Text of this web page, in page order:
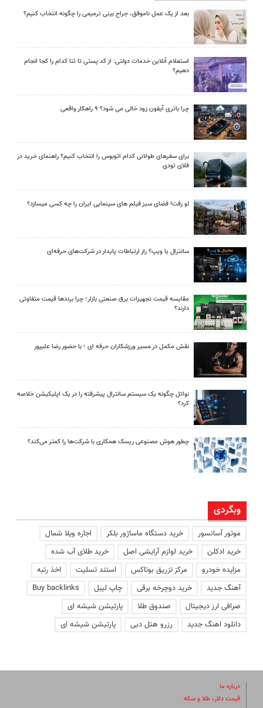
بعد از یک عمل ناموفق، جراح بینی ترمیمی را چگونه انتخاب کنیم؟
استعلام آنلاین خدمات دولتی: از کد پستی تا ثنا کدام را کجا انجام
دهیم؟
چرا باتری آیفون زود خالی می شود؟ ۹ راهکار واقعی
برای سفرهای طولانی کدام اتوبوس را انتخاب کنیم؟ راهنمای خرید در
فلای تودی
لو رفت! فضای سبز فیلم های سینمایی ایران را چه کسی میسازد؟
سانترال یا ویپ؟ راز ارتباطات پایدار در شرکت‌های حرفه‌ای
مقایسه قیمت تجهیزات برق صنعتی بازار؛ چرا برندها قیمت متفاوتی
دارند؟
نقش مکمل در مسیر ورزشکاران حرفه ای ؛ با حضور رضا علیپور
نواتل چگونه یک سیستم سانترال پیشرفته را در یک اپلیکیشن خلاصه
کرد؟
چطور هوش مصنوعی ریسک همکاری با شرکت‌ها را کمتر می‌کند؟
وبگردی
موتور آسانسور خرید دستگاه ماساژور بلکر
اجاره ویلا شمال
خرید ادکلن
خرید لوازم آرایشی اصل
خرید طلای آب شده
مزایده خودرو
مرکز تزریق بوتاکس استند تسلیت
اخذ رتبه
آهنگ جدید
خرید دوچرخه برقی چاپ لیبل
Buy backlinks
صرافی ارز دیجیتال
صندوق طلا
پارتیشن شیشه ای
دانلود اهنگ جدید
رزرو هتل دبی پارتیشن شیشه ای
درباره ما
قیمت دلار، طلا و سکه